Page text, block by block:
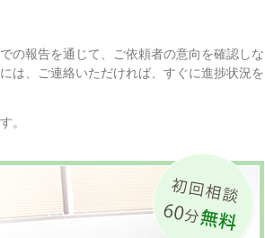
の報告を通じて、ご依頼者の意向を確認しな
は、ご連絡いただければ、すぐに進捗状況を
。